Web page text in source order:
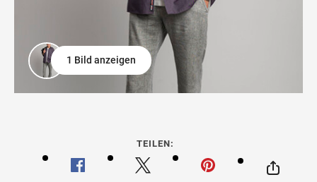
1 Bild anzeigen
TEILEN: